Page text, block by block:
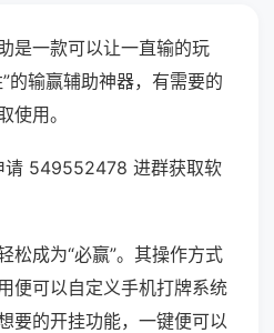
是一款可以让一直输的玩
的输赢辅助神器，有需要的
使用。
请 549552478 进群获取软
松成为“必赢”。其操作方式
便可以自定义手机打牌系统
要的开挂功能，一键便可以